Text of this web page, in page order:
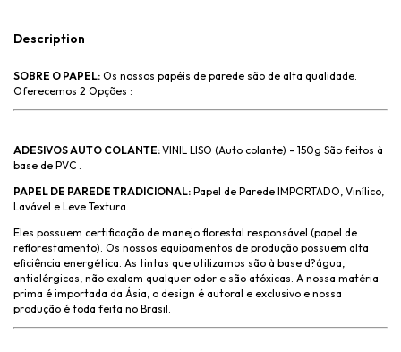
Description
SOBRE O PAPEL: Os nossos papéis de parede são de alta qualidade.
Oferecemos 2 Opções :
ADESIVOS AUTO COLANTE:VINIL LISO (Auto colante) - 150g São feitos à
base de PVC .
PAPEL DE PAREDE TRADICIONAL: Papel de Parede IMPORTADO, Vinílico,
Lavável e Leve Textura.
Eles possuem certificação de manejo florestal responsável (papel de
reflorestamento). Os nossos equipamentos de produção possuem alta
eficiência energética. As tintas que utilizamos são à base d?água,
antialérgicas, não exalam qualquer odor e são atóxicas. A nossa matéria
prima é importada da Ásia, o design é autoral e exclusivo e nossa
produção é toda feita no Brasil.